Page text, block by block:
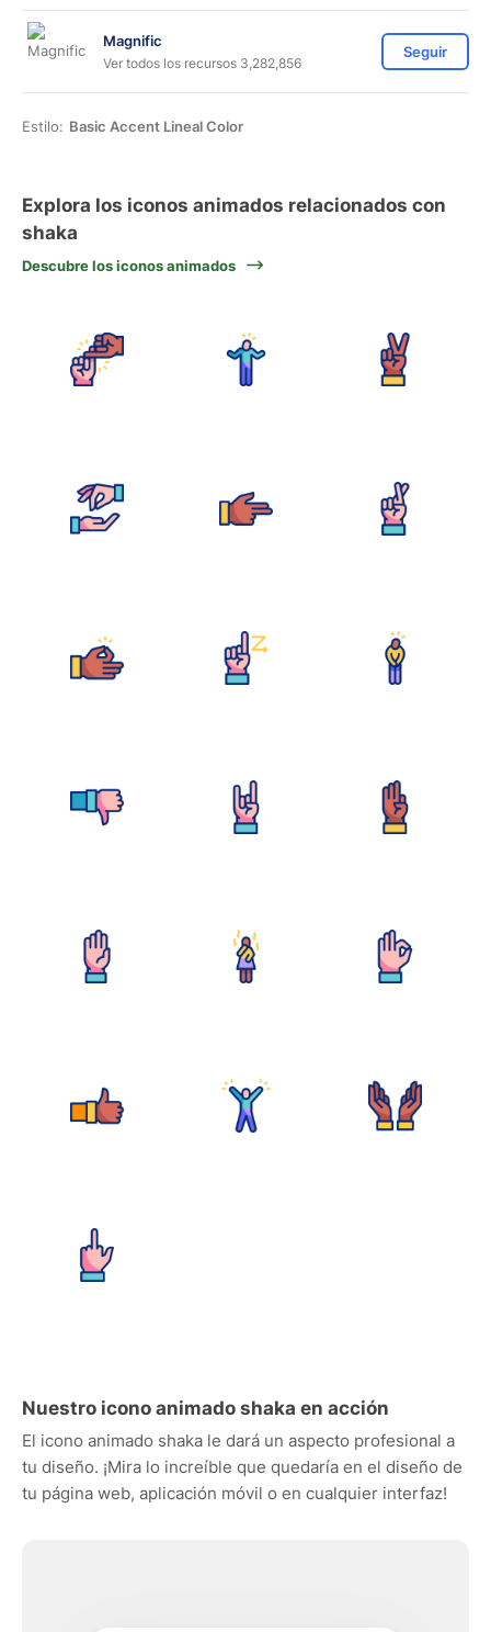
Magnific
Ver todos los recursos 3,282,856
Seguir
Estilo: Basic Accent Lineal Color
Explora los iconos animados relacionados con
shaka
Descubre los iconos animados
Nuestro icono animado shaka en acción
El icono animado shaka le dará un aspecto profesional a
tu diseño. ¡Mira lo increíble que quedaría en el diseño de
tu página web, aplicación móvil o en cualquier interfaz!